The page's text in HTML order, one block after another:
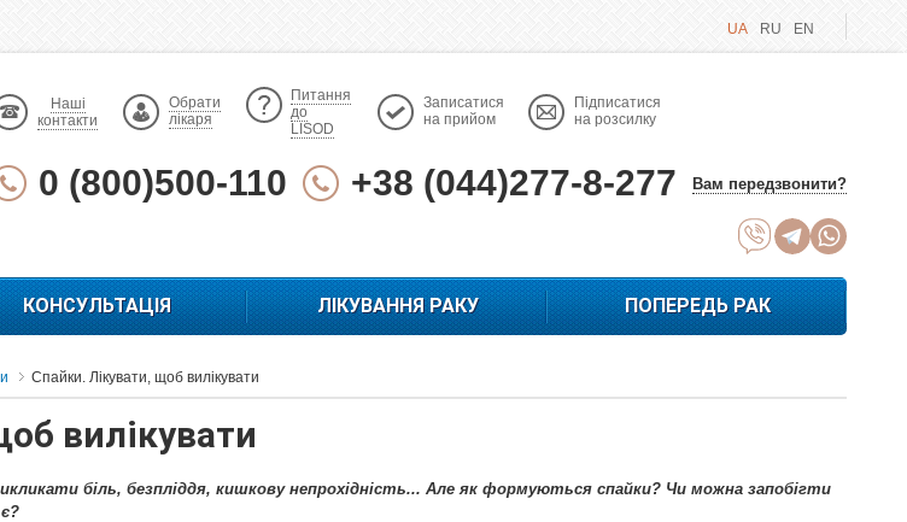
UA RU EN
Наші
контакти
Обрати
лікаря
Питання
до
LISOD
Записатися
на прийом
Підписатися
на розсилку
0 (800)500-110 +38 (044)277-8-277 Вам передзвонити?
КОНСУЛЬТАЦІЯ ЛІКУВАННЯ РАКУ ПОПЕРЕДЬ РАК
Спайки. Лікувати, щоб вилікувати
вилікувати
біль, безпліддя, кишкову непрохідність... Але як формуються спайки? Чи можна запобігти